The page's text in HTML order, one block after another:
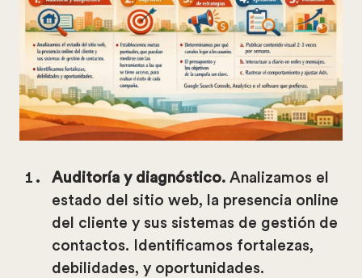
Auditoría y diagnóstico. Analizamos el
estado del sitio web, la presencia online
del cliente y sus sistemas de gestión de
contactos. Identificamos fortalezas,
debilidades, y oportunidades.